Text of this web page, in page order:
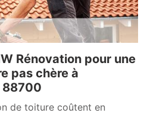
Rénovation pour une
pas chère à
88700
de toiture coûtent en